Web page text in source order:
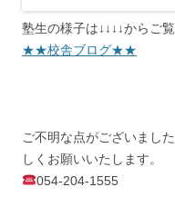
塾生の様子は↓↓↓↓からご
★★校舎ブログ★★
ご不明な点がございまし
しくお願いいたします。
054-204-1555